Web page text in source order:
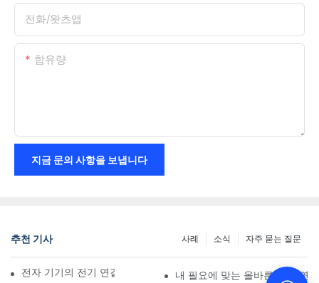
전화/왓츠앱
함유량
지금 문의 사항을 보냅니다
추천 기사 자주 묻는 질문
소식
사례
전자 기기의 전기 연결에 미치는 기술의 영향내 필요에 맞는 올바른 전기 연